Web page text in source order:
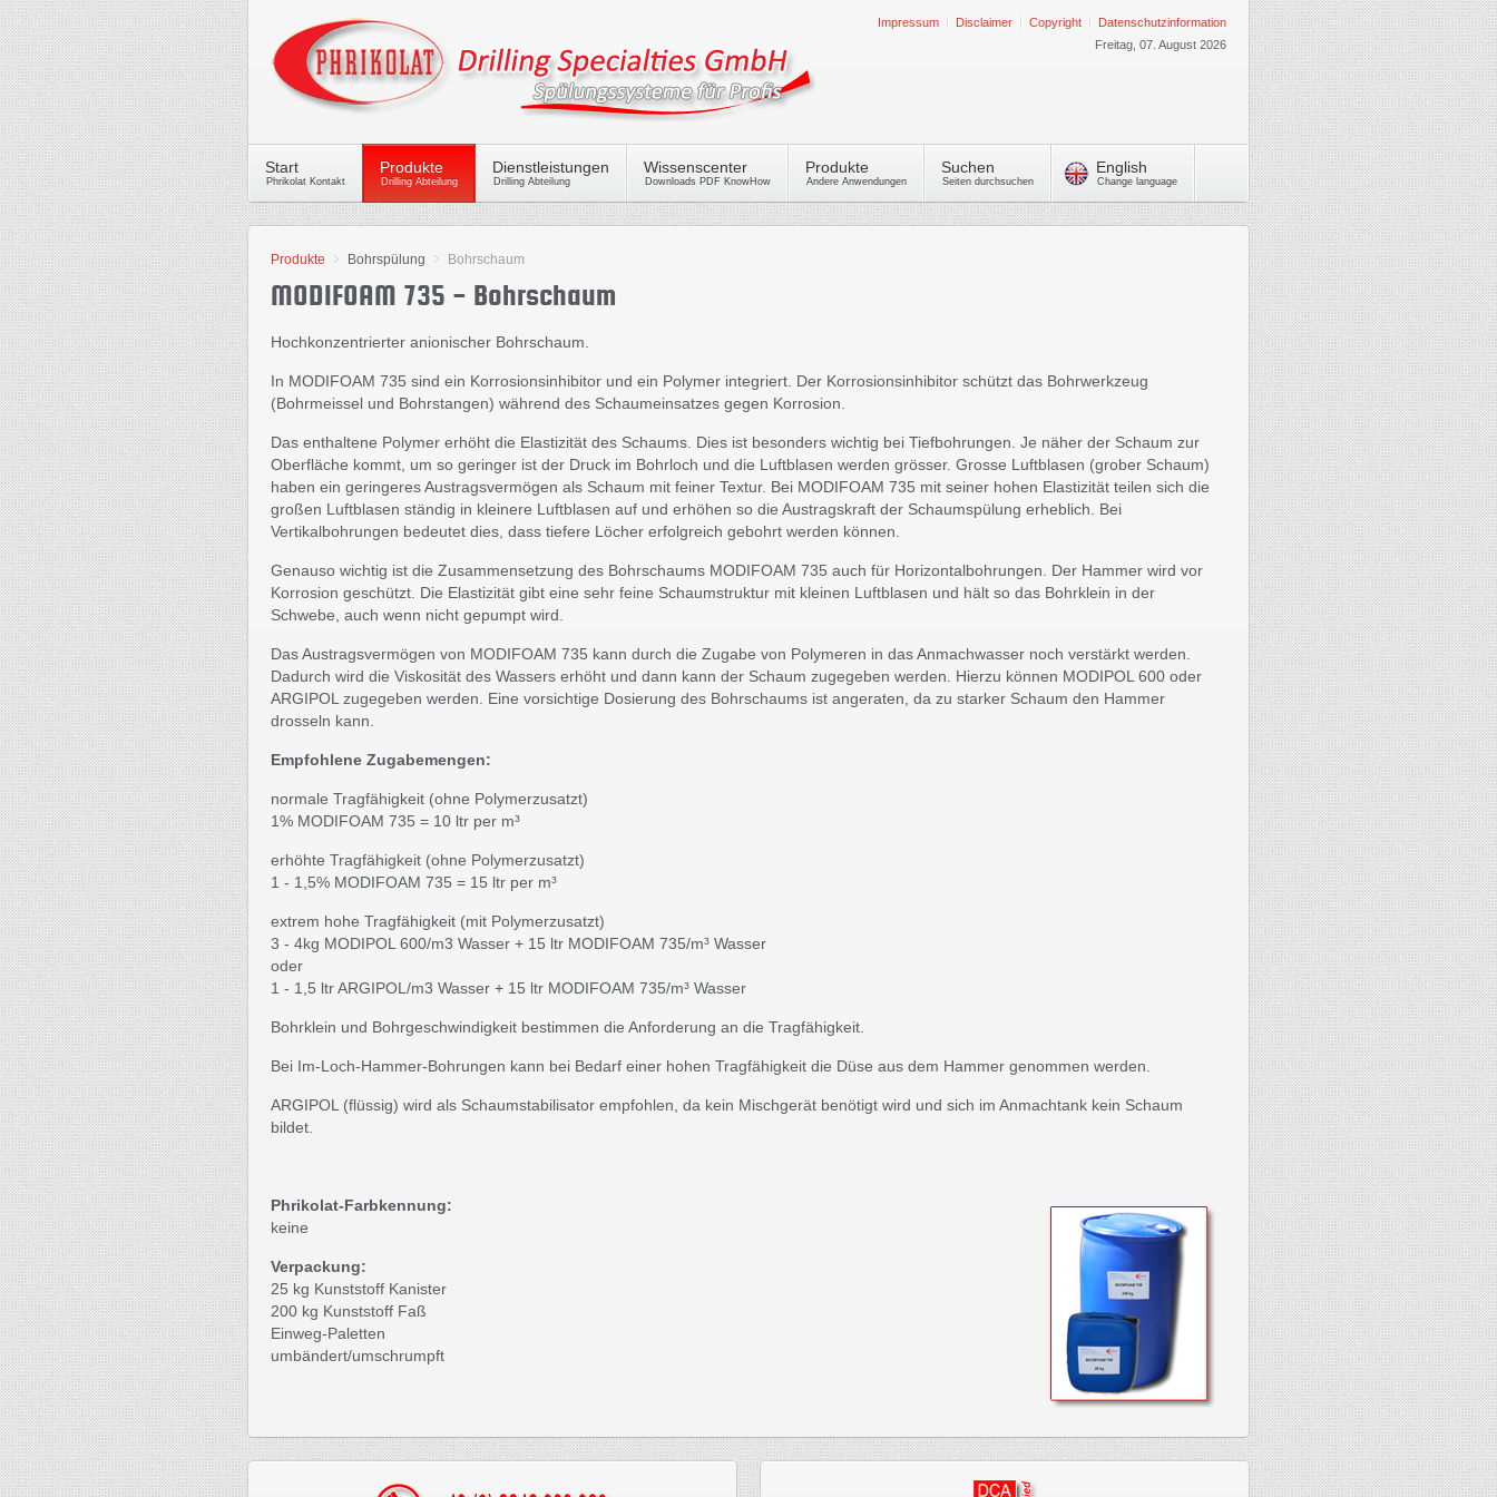
Impressum Disclaimer Copyright
Datenschutzinformation
Freitag, 07. August 2026
Start
Phrikolat Kontakt
Produkte
Drilling Abteilung
Dienstleistungen
Drilling Abteilung
Wissenscenter
Downloads PDF KnowHow
Produkte
Andere Anwendungen
Suchen
Seiten durchsuchen
English
Change language
Produkte Bohrspülung Bohrschaum
MODIFOAM 735 - Bohrschaum
Hochkonzentrierter anionischer Bohrschaum.
In MODIFOAM 735 sind ein Korrosionsinhibitor und ein Polymer integriert. Der Korrosionsinhibitor schützt das Bohrwerkzeug
(Bohrmeissel und Bohrstangen) während des Schaumeinsatzes gegen Korrosion.
Das enthaltene Polymer erhöht die Elastizität des Schaums. Dies ist besonders wichtig bei Tiefbohrungen. Je näher der Schaum zur
Oberfläche kommt, um so geringer ist der Druck im Bohrloch und die Luftblasen werden grösser. Grosse Luftblasen (grober Schaum)
haben ein geringeres Austragsvermögen als Schaum mit feiner Textur. Bei MODIFOAM 735 mit seiner hohen Elastizität teilen sich die
großen Luftblasen ständig in kleinere Luftblasen auf und erhöhen so die Austragskraft der Schaumspülung erheblich. Bei
Vertikalbohrungen bedeutet dies, dass tiefere Löcher erfolgreich gebohrt werden können.
Genauso wichtig ist die Zusammensetzung des Bohrschaums MODIFOAM 735 auch für Horizontalbohrungen. Der Hammer wird vor
Korrosion geschützt. Die Elastizität gibt eine sehr feine Schaumstruktur mit kleinen Luftblasen und hält so das Bohrklein in der
Schwebe, auch wenn nicht gepumpt wird.
Das Austragsvermögen von MODIFOAM 735 kann durch die Zugabe von Polymeren in das Anmachwasser noch verstärkt werden.
Dadurch wird die Viskosität des Wassers erhöht und dann kann der Schaum zugegeben werden. Hierzu können MODIPOL 600 oder
ARGIPOL zugegeben werden. Eine vorsichtige Dosierung des Bohrschaums ist angeraten, da zu starker Schaum den Hammer
drosseln kann.
Empfohlene Zugabemengen:
normale Tragfähigkeit (ohne Polymerzusatzt)
1% MODIFOAM 735 = 10 ltr per m³
erhöhte Tragfähigkeit (ohne Polymerzusatzt)
1 - 1,5% MODIFOAM 735 = 15 ltr per m³
extrem hohe Tragfähigkeit (mit Polymerzusatzt)
3 - 4kg MODIPOL 600/m3 Wasser + 15 ltr MODIFOAM 735/m³ Wasser
oder
1 - 1,5 ltr ARGIPOL/m3 Wasser + 15 ltr MODIFOAM 735/m³ Wasser
Bohrklein und Bohrgeschwindigkeit bestimmen die Anforderung an die Tragfähigkeit.
Bei Im-Loch-Hammer-Bohrungen kann bei Bedarf einer hohen Tragfähigkeit die Düse aus dem Hammer genommen werden.
ARGIPOL (flüssig) wird als Schaumstabilisator empfohlen, da kein Mischgerät benötigt wird und sich im Anmachtank kein Schaum
bildet.
Phrikolat-Farbkennung:
keine
Verpackung:
25 kg Kunststoff Kanister
200 kg Kunststoff Faß
Einweg-Paletten
umbändert/umschrumpft